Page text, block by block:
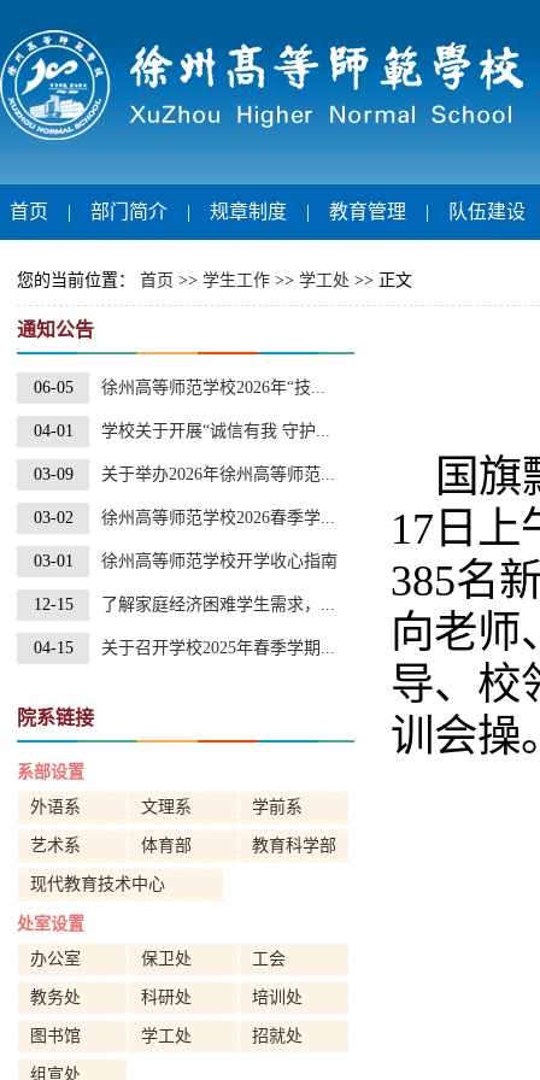
首页 | 部门简介 | 规章制度 | 教育管理 | 队伍建设
您的当前位置： 首页 >> 学生工作 >> 学工处 >> 正文
通知公告
06-05 徐州高等师范学校2026年“技...
04-01 学校关于开展“诚信有我 守护...
03-09 关于举办2026年徐州高等师范...
03-02 徐州高等师范学校2026春季学...
03-01 徐州高等师范学校开学收心指南
12-15 了解家庭经济困难学生需求，...
04-15 关于召开学校2025年春季学期...
院系链接
系部设置
外语系
文理系 学前系
艺术系 体育部 教育科学部
现代教育技术中心
处室设置
办公室
保卫处 工会
教务处 科研处 培训处
图书馆 学工处 招就处
组宣处
国旗
17日上
385名
向老师
导、校
训会操